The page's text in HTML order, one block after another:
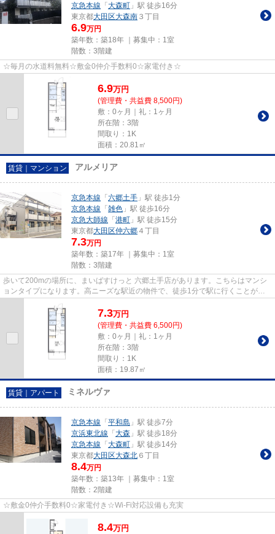
京急本線 「 大森町 」駅 徒歩16分
東京都大田区大森南 ３丁目
6.9万円
築年数：築18年 ｜募集中： 1室
階数：3階建
☆毎月の水道料無料☆敷金0仲介手数料0☆家電付き☆
6.9万円
(管理費・共益費 8,500円)
敷：0ヶ月｜礼：1ヶ月
所在階：3階
間取り：1K
面積：20.81㎡
賃貸｜マンション アルメリア
京急本線 「 六郷土手 」駅 徒歩1分
京急本線 「 雑色 」駅 徒歩16分
京急大師線 「 港町 」駅 徒歩15分
東京都大田区仲六郷 ４丁目
7.3万円
築年数：築17年 ｜募集中： 1室
階数：3階建
歩いて200mの場所に、まいばすけっと 六郷土手店があります。こちらはマンシ
ョンタイプになります。高ニーズな駅近の物件で、徒歩1分で駅に行くことがで
7.3万円
(管理費・共益費 6,500円)
敷：0ヶ月｜礼：1ヶ月
所在階：3階
間取り：1K
面積：19.87㎡
賃貸｜アパート ミネルヴァ
京急本線 「 平和島 」駅 徒歩7分
京浜東北線 「 大森 」駅 徒歩18分
京急本線 「 大森町 」駅 徒歩14分
東京都大田区大森北 ６丁目
8.4万円
築年数：築13年 ｜募集中： 1室
階数：2階建
☆敷金0仲介手数料0☆家電付き☆Wi-Fi対応設備も充実
8.4万円